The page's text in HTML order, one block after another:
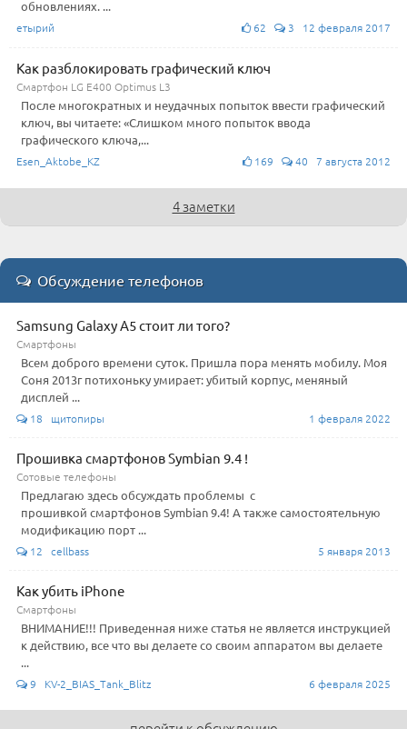
обновлениях. ...
етырий 62 3 12 февраля 2017
Как разблокировать графический ключ
Смартфон LG E400 Optimus L3
После многократных и неудачных попыток ввести графический
ключ, вы читаете: «Слишком много попыток ввода
графического ключа,...
Esen_Aktobe_KZ 169 40 7 августа 2012
4 заметки
Обсуждение телефонов
Samsung Galaxy A5 стоит ли того?
Смартфоны
Всем доброго времени суток. Пришла пора менять мобилу. Моя
Соня 2013г потихоньку умирает: убитый корпус, меняный
дисплей ...
18 щитопиры 1 февраля 2022
Прошивка смартфонов Symbian 9.4 !
Сотовые телефоны
Предлагаю здесь обсуждать проблемы с
прошивкой смартфонов Symbian 9.4! А также самостоятельную
модификацию порт ...
12 cellbass 5 января 2013
Как убить iPhone
Смартфоны
ВНИМАНИЕ!!! Приведенная ниже статья не является инструкцией
к действию, все что вы делаете со своим аппаратом вы делаете
...
9 KV-2_BIAS_Tank_Blitz 6 февраля 2025